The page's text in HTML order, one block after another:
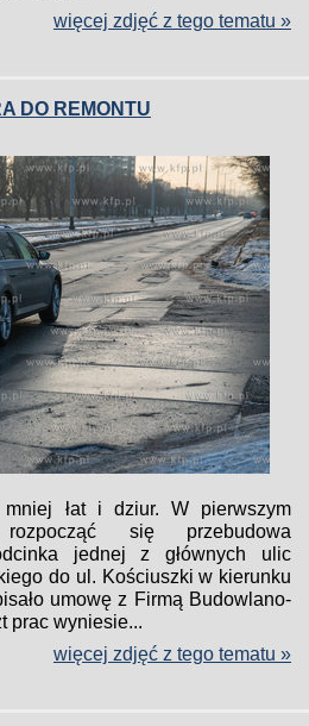
więcej zdjęć z tego tematu »
DO REMONTU
łat i dziur. W pierwszym
się przebudowa
jednej z głównych ulic
do ul. Kościuszki w kierunku
umowę z Firmą Budowlano-
prac wyniesie...
więcej zdjęć z tego tematu »